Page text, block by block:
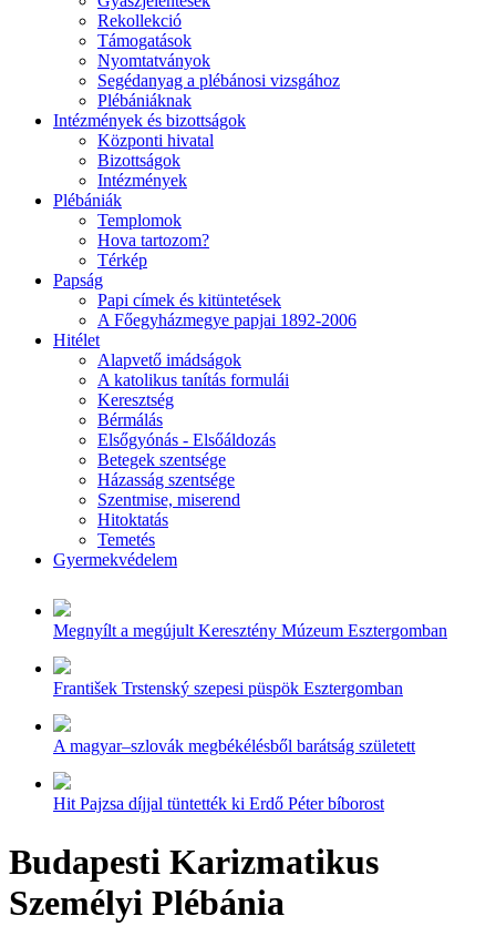
Rekollekció
Támogatások
Nyomtatványok
Segédanyag a plébánosi vizsgához
Plébániáknak
Intézmények és bizottságok
Központi hivatal
Bizottságok
Intézmények
Plébániák
Templomok
Hova tartozom?
Térkép
Papság
Papi címek és kitüntetések
A Főegyházmegye papjai 1892-2006
Hitélet
Alapvető imádságok
A katolikus tanítás formulái
Keresztség
Bérmálás
Elsőgyónás - Elsőáldozás
Betegek szentsége
Házasság szentsége
Szentmise, miserend
Hitoktatás
Temetés
Gyermekvédelem
Megnyílt a megújult Keresztény Múzeum Esztergomban
František Trstenský szepesi püspök Esztergomban
A magyar–szlovák megbékélésből barátság született
Hit Pajzsa díjjal tüntették ki Erdő Péter bíborost
Budapesti Karizmatikus
Személyi Plébánia